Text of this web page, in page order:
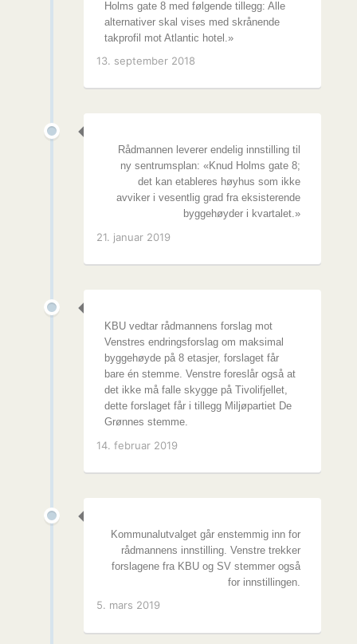
Holms gate 8 med følgende tillegg: Alle
alternativer skal vises med skrånende
takprofil mot Atlantic hotel.»
13. september 2018
Rådmannen leverer endelig innstilling til
ny sentrumsplan: «Knud Holms gate 8;
det kan etableres høyhus som ikke
avviker i vesentlig grad fra eksisterende
byggehøyder i kvartalet.»
21. januar 2019
KBU vedtar rådmannens forslag mot
Venstres endringsforslag om maksimal
byggehøyde på 8 etasjer, forslaget får
bare én stemme. Venstre foreslår også at
det ikke må falle skygge på Tivolifjellet,
dette forslaget får i tillegg Miljøpartiet De
Grønnes stemme.
14. februar 2019
Kommunalutvalget går enstemmig inn for
rådmannens innstilling. Venstre trekker
forslagene fra KBU og SV stemmer også
for innstillingen.
5. mars 2019